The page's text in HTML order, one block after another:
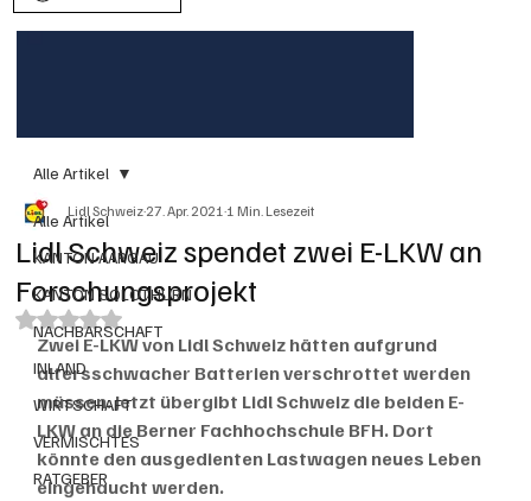
Alle Artikel
KANTON AARGAU
KANTON SOLOTHURN
NACHBARSCHAFT
INLAND
WIRTSCHAFT
VERMISCHTES
RATGEBER
Alle Artikel
Lidl Schweiz spendet zwei E-LKW an
Forschungsprojekt
Lidl Schweiz27. Apr. 20211 Min. Lesezeit
Mit NaN von 5 Sternen bewertet.
Zwei E-LKW von Lidl Schweiz hätten aufgrund
altersschwacher Batterien verschrottet werden
müssen. Jetzt übergibt Lidl Schweiz die beiden E-
LKW an die Berner Fachhochschule BFH. Dort
könnte den ausgedienten Lastwagen neues Leben
eingehaucht werden.